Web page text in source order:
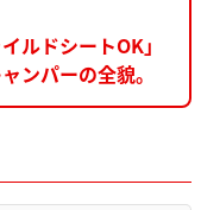
ルドシートOK」
ンパーの全貌。